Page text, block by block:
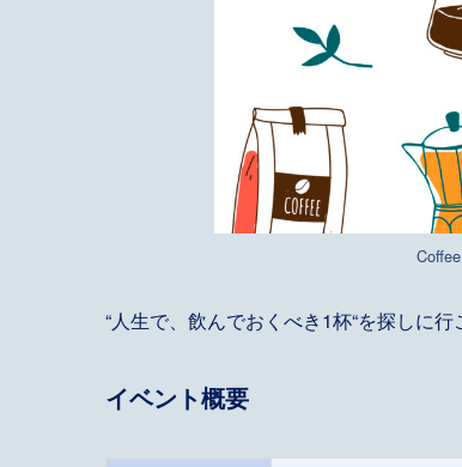
“人生で、飲んでおくべき1杯“を探しに行
イベント概要